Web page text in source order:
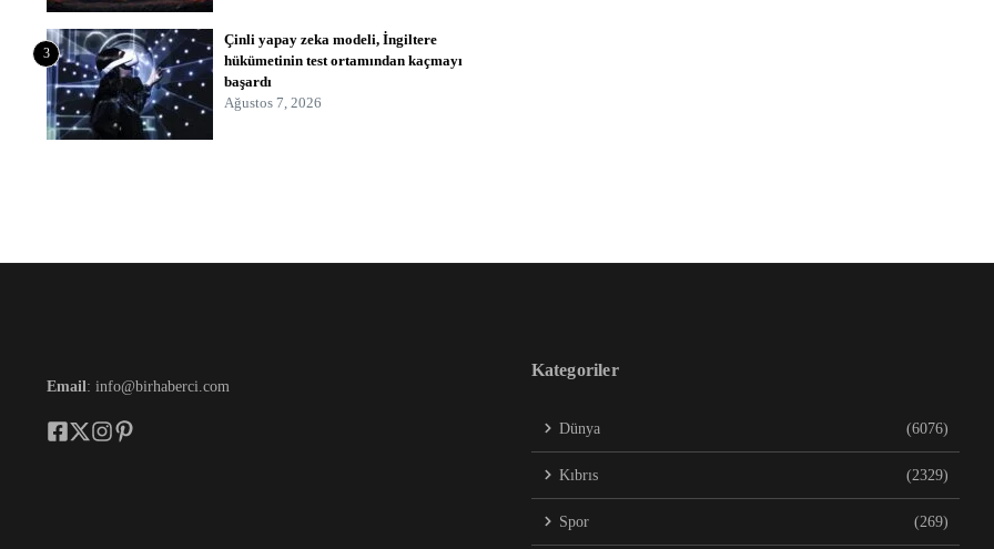
3
Çinli yapay zeka modeli, İngiltere
hükümetinin test ortamından kaçmayı
başardı
Ağustos 7, 2026
Email : info@birhaberci.com
Kategoriler
Dünya (6076)
Kıbrıs (2329)
Spor (269)